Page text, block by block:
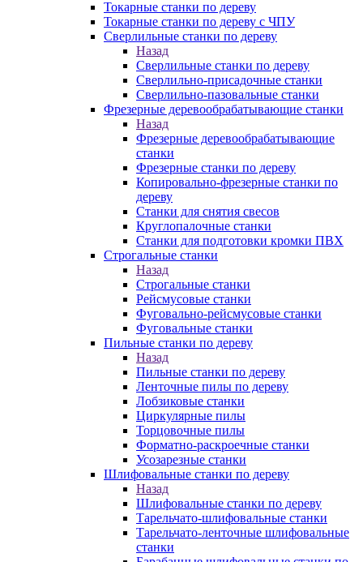
Токарные станки по дереву
Токарные станки по дереву с ЧПУ
Сверлильные станки по дереву
Назад
Сверлильные станки по дереву
Сверлильно-присадочные станки
Сверлильно-пазовальные станки
Фрезерные деревообрабатывающие станки
Назад
Фрезерные деревообрабатывающие
станки
Фрезерные станки по дереву
Копировально-фрезерные станки по
дереву
Станки для снятия свесов
Круглопалочные станки
Станки для подготовки кромки ПВХ
Строгальные станки
Назад
Строгальные станки
Рейсмусовые станки
Фуговально-рейсмусовые станки
Фуговальные станки
Пильные станки по дереву
Назад
Пильные станки по дереву
Ленточные пилы по дереву
Лобзиковые станки
Циркулярные пилы
Торцовочные пилы
Форматно-раскроечные станки
Усозарезные станки
Шлифовальные станки по дереву
Назад
Шлифовальные станки по дереву
Тарельчато-шлифовальные станки
Тарельчато-ленточные шлифовальные
станки